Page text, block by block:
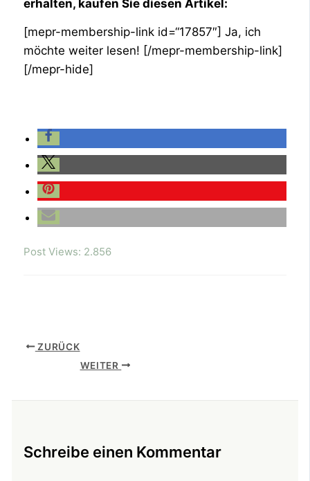
erhalten, kaufen Sie diesen Artikel:
[mepr-membership-link id=“17857″] Ja, ich
möchte weiter lesen! [/mepr-membership-link]
[/mepr-hide]
Post Views: 2.856
ZURÜCK
WEITER
Schreibe einen Kommentar